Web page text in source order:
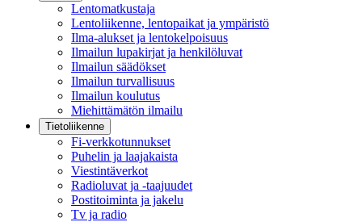
Lentomatkustaja
Lentoliikenne, lentopaikat ja ympäristö
Ilma-alukset ja lentokelpoisuus
Ilmailun lupakirjat ja henkilöluvat
Ilmailun säädökset
Ilmailun turvallisuus
Ilmailun koulutus
Miehittämätön ilmailu
Tietoliikenne
Fi-verkkotunnukset
Puhelin ja laajakaista
Viestintäverkot
Radioluvat ja -taajuudet
Postitoiminta ja jakelu
Tv ja radio